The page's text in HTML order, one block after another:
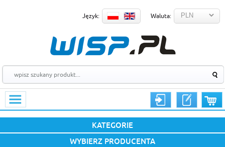
Język: Waluta:
KATEGORIE
WYBIERZ PRODUCENTA